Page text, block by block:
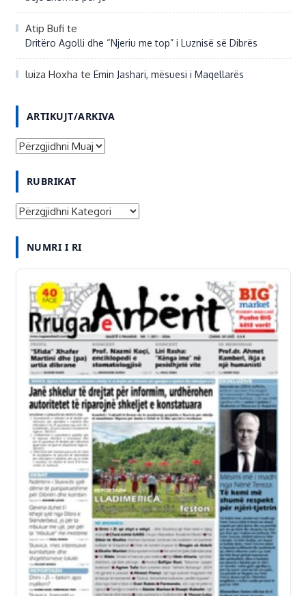
Atip Bufi te
Dritëro Agolli dhe “Njeriu me top” i Luznisë së Dibrës
luiza Hoxha te Emin Jashari, mësuesi i Maqellarës
ARTIKUJT/ARKIVA
A
K
U
T
RUBRIKAT
R
NUMRI I RI